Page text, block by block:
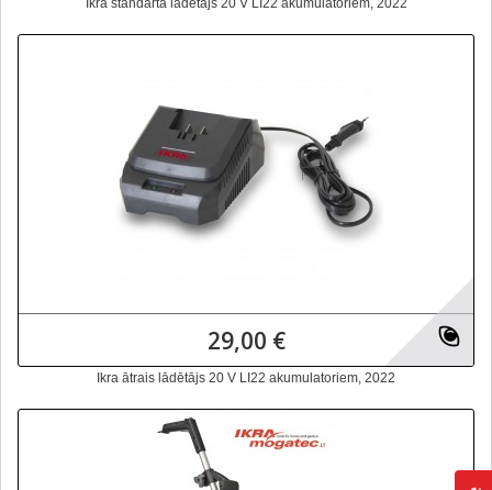
Ikra standarta lādētājs 20 V LI22 akumulatoriem, 2022
29,00 €
Ikra ātrais lādētājs 20 V LI22 akumulatoriem, 2022